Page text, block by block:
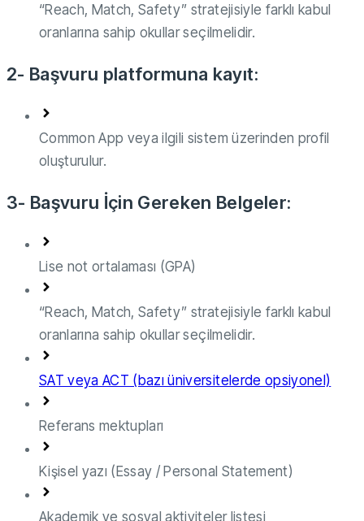
“Reach, Match, Safety” stratejisiyle farklı kabul
oranlarına sahip okullar seçilmelidir.
2- Başvuru platformuna kayıt:
Common App veya ilgili sistem üzerinden profil
oluşturulur.
3- Başvuru İçin Gereken Belgeler:
Lise not ortalaması (GPA)
“Reach, Match, Safety” stratejisiyle farklı kabul
oranlarına sahip okullar seçilmelidir.
SAT veya ACT (bazı üniversitelerde opsiyonel)
Referans mektupları
Kişisel yazı (Essay / Personal Statement)
Akademik ve sosyal aktiviteler listesi